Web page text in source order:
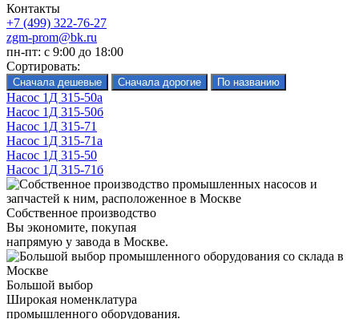
Контакты
+7 (499) 322-76-27
zgm-prom@bk.ru
пн-пт: с 9:00 до 18:00
Сортировать:
Насос 1Д 315-50а
Насос 1Д 315-50б
Насос 1Д 315-71
Насос 1Д 315-71а
Насос 1Д 315-50
Насос 1Д 315-71б
Собственное производство
Вы экономите, покупая
напрямую у завода в Москве.
Большой выбор
Широкая номенклатура
промышленного оборудования.